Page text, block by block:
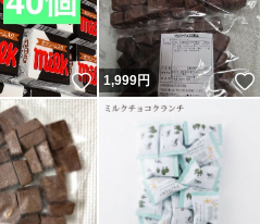
いいね！
1,999円